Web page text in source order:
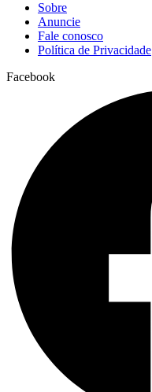
Sobre
Anuncie
Fale conosco
Política de Privacidade
Facebook